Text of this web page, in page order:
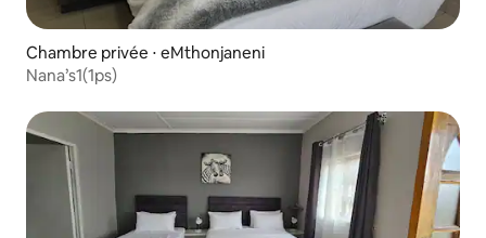
Chambre privée ⋅ eMthonjaneni
Nana’s1(1ps)